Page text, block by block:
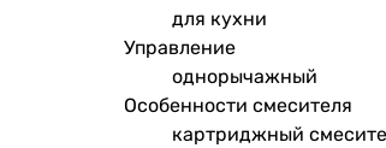
для кухни
Управление
однорычажный
Особенности смесителя
картриджный